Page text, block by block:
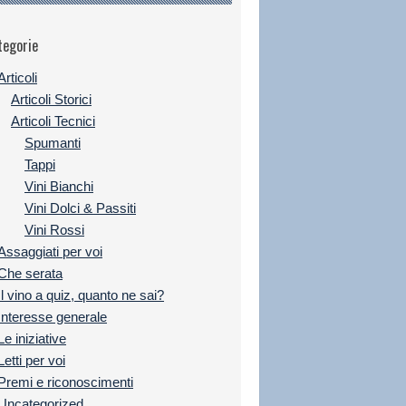
Articoli Storici
Articoli Tecnici
Spumanti
Tappi
Vini Bianchi
Vini Dolci & Passiti
Vini Rossi
per voi
serata
vino a quiz, quanto ne sai?
generale
iniziative
per voi
e riconoscimenti